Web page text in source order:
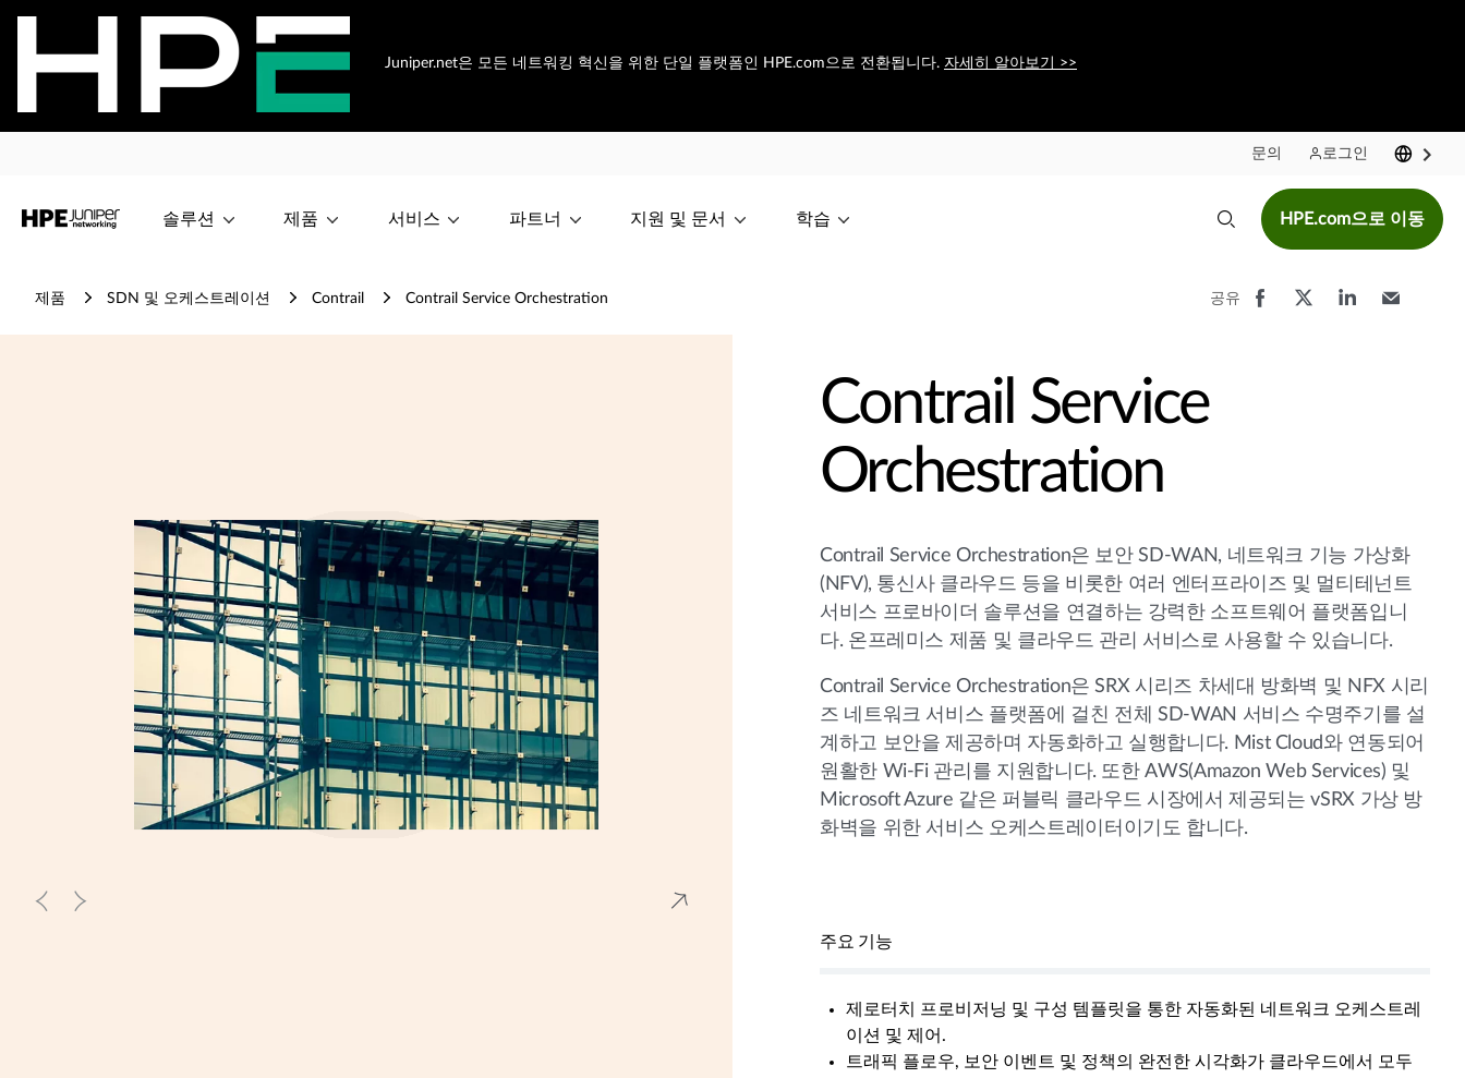
Juniper.net은 모든 네트워킹 혁신을 위한 단일 플랫폼인 HPE.com으로 전환됩니다. 자세히 알아보기 >>
문의 로그인
솔루션 제품 서비스 파트너 지원 및 문서 학습 HPE.com으로 이동
제품 SDN 및 오케스트레이션 Contrail Contrail Service Orchestration 공유
Contrail Service
Orchestration
Contrail Service Orchestration은 보안 SD-WAN, 네트워크 기능 가상화
(NFV), 통신사 클라우드 등을 비롯한 여러 엔터프라이즈 및 멀티테넌트
서비스 프로바이더 솔루션을 연결하는 강력한 소프트웨어 플랫폼입니
다. 온프레미스 제품 및 클라우드 관리 서비스로 사용할 수 있습니다.
Contrail Service Orchestration은 SRX 시리즈 차세대 방화벽 및 NFX 시리
즈 네트워크 서비스 플랫폼에 걸친 전체 SD-WAN 서비스 수명주기를 설
계하고 보안을 제공하며 자동화하고 실행합니다. Mist Cloud와 연동되어
원활한 Wi-Fi 관리를 지원합니다. 또한 AWS(Amazon Web Services) 및
Microsoft Azure 같은 퍼블릭 클라우드 시장에서 제공되는 vSRX 가상 방
화벽을 위한 서비스 오케스트레이터이기도 합니다.
주요 기능
제로터치 프로비저닝 및 구성 템플릿을 통한 자동화된 네트워크 오케스트레
이션 및 제어.
트래픽 플로우, 보안 이벤트 및 정책의 완전한 시각화가 클라우드에서 모두